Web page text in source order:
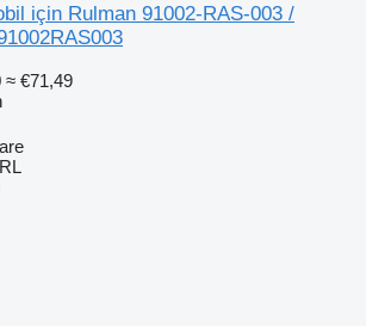
için Rulman 91002-RAS-003 /
≈ €71,49